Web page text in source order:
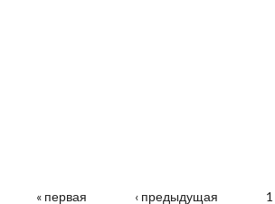
« первая ‹ предыдущая 1